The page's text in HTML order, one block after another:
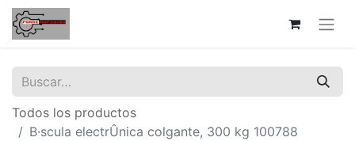
Todos los productos
B·scula electrÛnica colgante, 300 kg 100788